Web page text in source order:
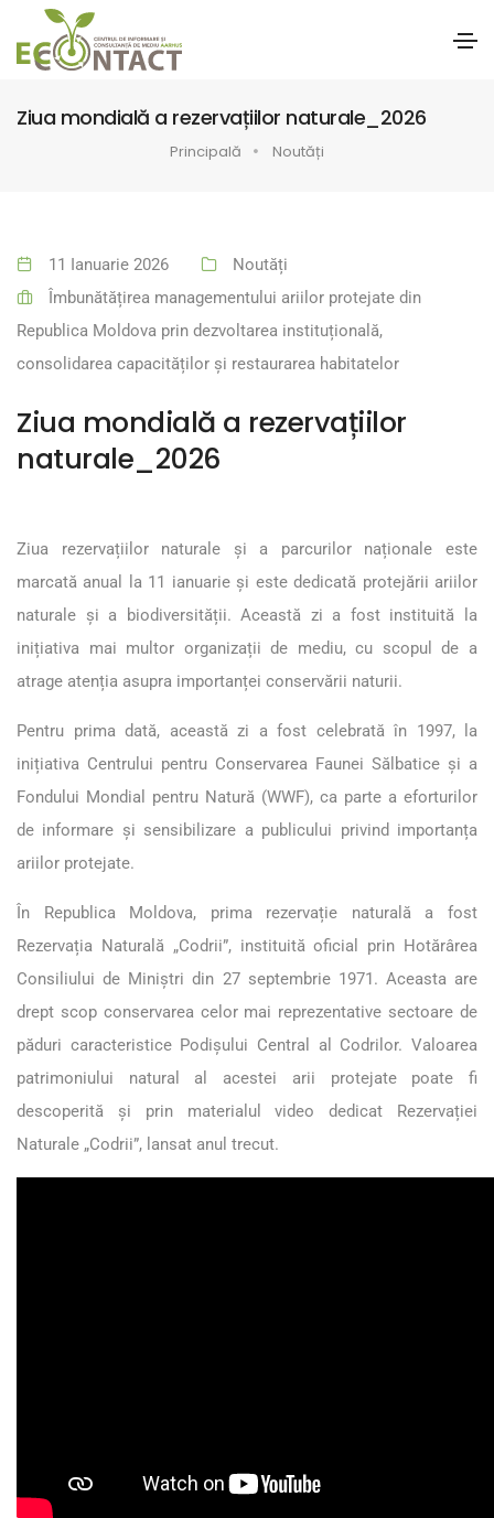
Ziua mondială a rezervațiilor naturale_2026
Principală Noutăți
11 Ianuarie 2026
Noutăți
Îmbunătățirea managementului ariilor protejate din
Republica Moldova prin dezvoltarea instituțională,
consolidarea capacităților și restaurarea habitatelor
Ziua mondială a rezervațiilor
naturale_2026
Ziua rezervațiilor naturale și a parcurilor naționale este
marcată anual la 11 ianuarie și este dedicată protejării ariilor
naturale și a biodiversității. Această zi a fost instituită la
inițiativa mai multor organizații de mediu, cu scopul de a
atrage atenția asupra importanței conservării naturii.
Pentru prima dată, această zi a fost celebrată în 1997, la
inițiativa Centrului pentru Conservarea Faunei Sălbatice și a
Fondului Mondial pentru Natură (WWF), ca parte a eforturilor
de informare și sensibilizare a publicului privind importanța
ariilor protejate.
În Republica Moldova, prima rezervație naturală a fost
Rezervația Naturală „Codrii”, instituită oficial prin Hotărârea
Consiliului de Miniștri din 27 septembrie 1971. Aceasta are
drept scop conservarea celor mai reprezentative sectoare de
păduri caracteristice Podișului Central al Codrilor. Valoarea
patrimoniului natural al acestei arii protejate poate fi
descoperită și prin materialul video dedicat Rezervației
Naturale „Codrii”, lansat anul trecut.